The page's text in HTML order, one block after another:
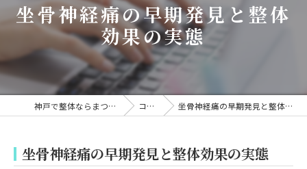
坐骨神経痛の早期発見と整体
効果の実態
神戸で整体ならまつだ癒療院 コラム 坐骨神経痛の早期発見と整体効果の実態
坐骨神経痛の早期発見と整体効果の実態